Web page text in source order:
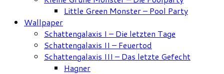
Little Green Monster – Pool Party
Wallpaper
Schattengalaxis I – Die letzten Tage
Schattengalaxis II – Feuertod
Schattengalaxis III – Das letzte Gefecht
Hagner